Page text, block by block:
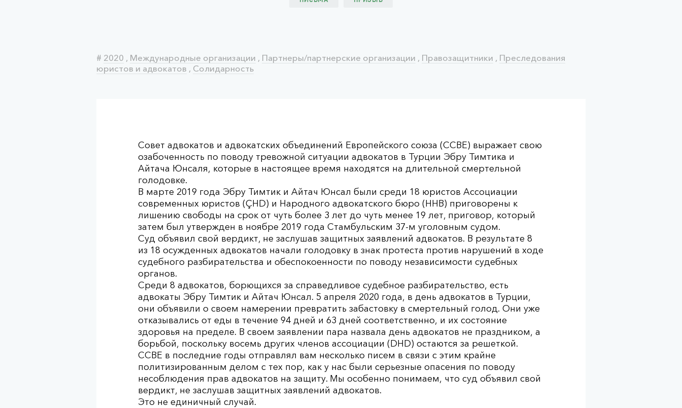
# 2020 , Международные организации , Партнеры/партнерские организации , Правозащитники , Преследования
юристов и адвокатов , Солидарность
Совет адвокатов и адвокатских объединений Европейского союза (ССВЕ) выражает свою
озабоченность по поводу тревожной ситуации адвокатов в Турции Эбру Тимтика и
Айтача Юнсаля, которые в настоящее время находятся на длительной смертельной
голодовке.
В марте 2019 года Эбру Тимтик и Айтач Юнсал были среди 18 юристов Ассоциации
современных юристов (ÇHD) и Народного адвокатского бюро (HHB) приговорены к
лишению свободы на срок от чуть более 3 лет до чуть менее 19 лет, приговор, который
затем был утвержден в ноябре 2019 года Стамбульским 37-м уголовным судом.
Суд объявил свой вердикт, не заслушав защитных заявлений адвокатов. В результате 8
из 18 осужденных адвокатов начали голодовку в знак протеста против нарушений в ходе
судебного разбирательства и обеспокоенности по поводу независимости судебных
органов.
Среди 8 адвокатов, борющихся за справедливое судебное разбирательство, есть
адвокаты Эбру Тимтик и Айтач Юнсал. 5 апреля 2020 года, в день адвокатов в Турции,
они объявили о своем намерении превратить забастовку в смертельный голод. Они уже
отказывались от еды в течение 94 дней и 63 дней соответственно, и их состояние
здоровья на пределе. В своем заявлении пара назвала день адвокатов не праздником, а
борьбой, поскольку восемь других членов ассоциации (DHD) остаются за решеткой.
CCBE в последние годы отправлял вам несколько писем в связи с этим крайне
политизированным делом с тех пор, как у нас были серьезные опасения по поводу
несоблюдения прав адвокатов на защиту. Мы особенно понимаем, что суд объявил свой
вердикт, не заслушав защитных заявлений адвокатов.
Это не единичный случай.